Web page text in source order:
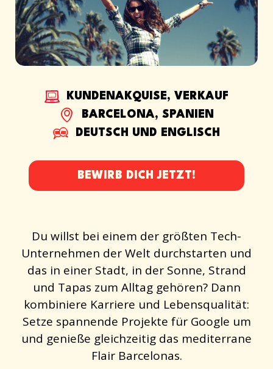
KUNDENAKQUISE, VERKAUF
BARCELONA, SPANIEN
DEUTSCH UND ENGLISCH
BEWIRB DICH JETZT!
Du willst bei einem der größten Tech-
Unternehmen der Welt durchstarten und
das in einer Stadt, in der Sonne, Strand
und Tapas zum Alltag gehören? Dann
kombiniere Karriere und Lebensqualität:
Setze spannende Projekte für Google um
und genieße gleichzeitig das mediterrane
Flair Barcelonas.